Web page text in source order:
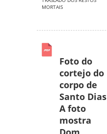
MORTAIS
Foto do
cortejo do
corpo de
Santo Dias
A foto
mostra